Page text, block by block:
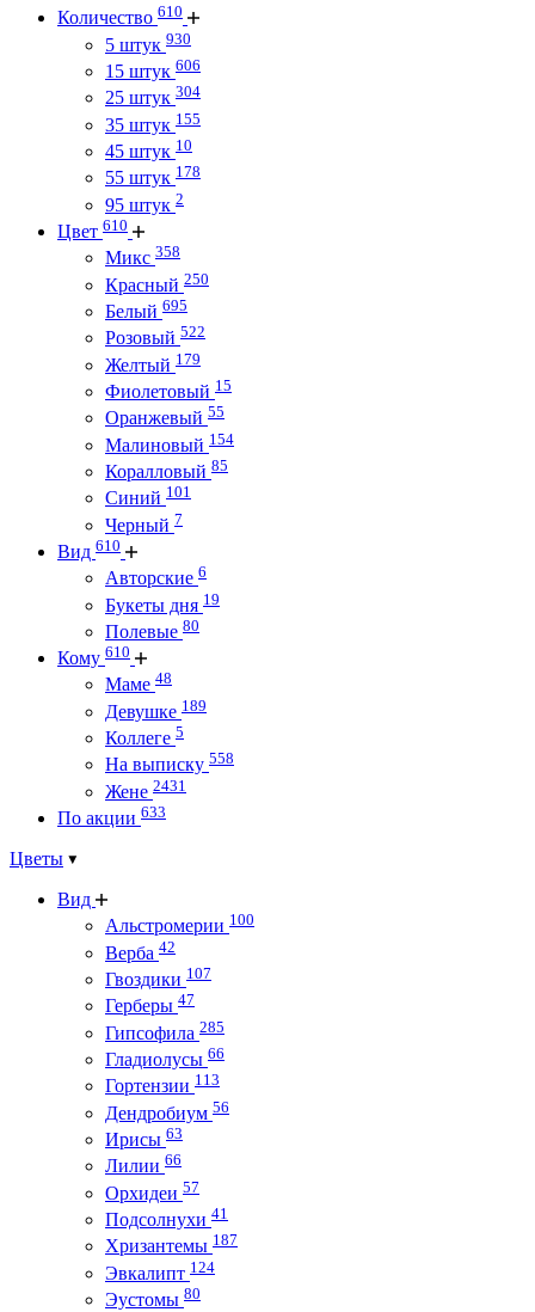
Количество 610
5 штук 930
15 штук 606
25 штук 304
35 штук 155
45 штук 10
55 штук 178
95 штук 2
Цвет 610
Микс 358
Красный 250
Белый 695
Розовый 522
Желтый 179
Фиолетовый 15
Оранжевый 55
Малиновый 154
Коралловый 85
Синий 101
Черный 7
Вид 610
Авторские 6
Букеты дня 19
Полевые 80
Кому 610
Маме 48
Девушке 189
Коллеге 5
На выписку 558
Жене 2431
По акции 633
Цветы
Вид
Альстромерии 100
Верба 42
Гвоздики 107
Герберы 47
Гипсофила 285
Гладиолусы 66
Гортензии 113
Дендробиум 56
Ирисы 63
Лилии 66
Орхидеи 57
Подсолнухи 41
Хризантемы 187
Эвкалипт 124
Эустомы 80